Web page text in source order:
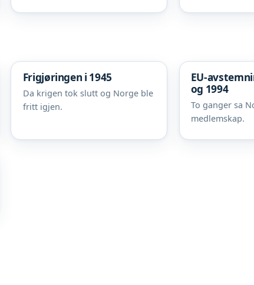
Frigjøringen i 1945
Da krigen tok slutt og Norge ble
fritt igjen.
EU-
og 1994
To ganger sa
medlemskap.